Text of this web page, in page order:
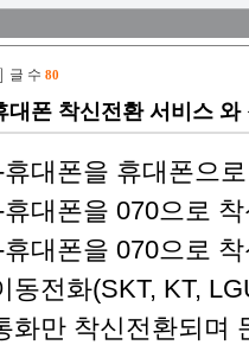
글 수 80
대폰 착신전환 서비스
휴대폰을 휴대폰으
휴대폰을 070으로
휴대폰을 070으로
동전화(SKT, KT,
화만 착신전환되며